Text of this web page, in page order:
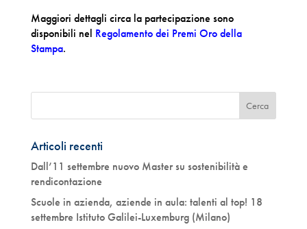
Maggiori dettagli circa la partecipazione sono
disponibili nel Regolamento dei Premi Oro della
Stampa.
Articoli recenti
Dall’11 settembre nuovo Master su sostenibilità e
rendicontazione
Scuole in azienda, aziende in aula: talenti al top! 18
settembre Istituto Galilei-Luxemburg (Milano)